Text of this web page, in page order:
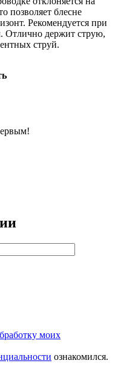
позволяет блесне
Рекомендуется при
Отлично держит струю,
струй.
моих
ознакомился.